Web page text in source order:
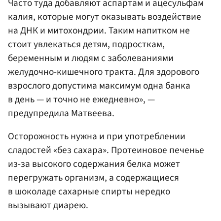
Часто туда добавляют аспартам и ацесульфам
калия, которые могут оказывать воздействие
на ДНК и митохондрии. Таким напитком не
стоит увлекаться детям, подросткам,
беременным и людям с заболеваниями
желудочно-кишечного тракта. Для здорового
взрослого допустима максимум одна банка
в день — и точно не ежедневно», —
предупредила Матвеева.
Осторожность нужна и при употреблении
сладостей «без сахара». Протеиновое печенье
из-за высокого содержания белка может
перегружать организм, а содержащиеся
в шоколаде сахарные спирты нередко
вызывают диарею.